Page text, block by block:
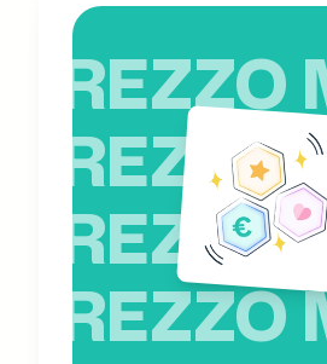
PREZZO
PREZZO
PREZZO
PREZZO